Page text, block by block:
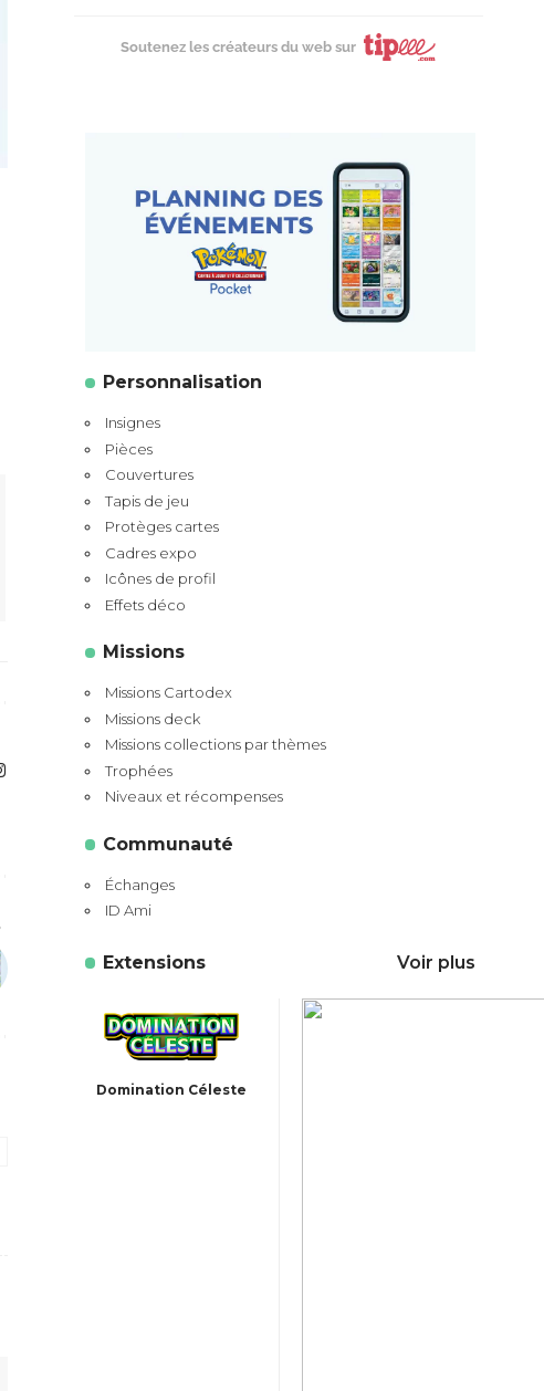
Soutenez les créateurs du web sur
Personnalisation
Insignes
Pièces
Couvertures
Tapis de jeu
Protèges cartes
Cadres expo
Icônes de profil
Effets déco
Missions
Missions Cartodex
Missions deck
Missions collections par thèmes
Trophées
Niveaux et récompenses
Communauté
Échanges
ID Ami
Extensions Voir plus
Domination Céleste